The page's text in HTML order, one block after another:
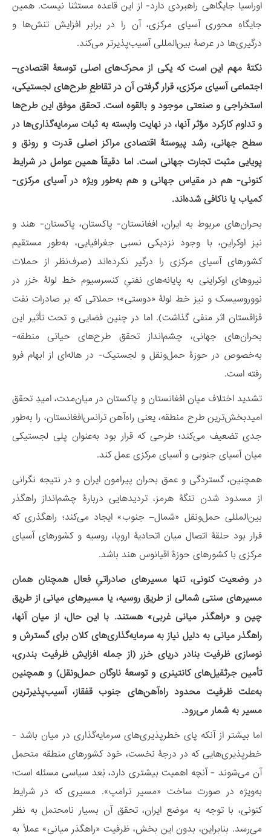
اوراسیا جایگاهی راهبردی دارد- از این قاعده مستثنا نیست. همین
جایگاهِ محوری آسیای مرکزی، آن را در برابر افزایش تنش‌ها و
درگیری‌ها در عرصۀ بین‌المللی آسیب‌پذیرتر می‌کند.
نکتۀ مهم این است که یکی از محرک‌های اصلی توسعۀ اقتصادی–
اجتماعی آسیای مرکزی، قرار گرفتن آن در تقاطعِ طرح‌های لجستیکی،
استخراجی و صنعتی موجود و بالقوه است. تحقق موفق این طرح‌ها
و تداوم کارکرد مؤثر آنها، در نهایت وابسته به ثبات سرمایه‌گذاری‌ها در
سطح جهانی، رشد پیوستۀ اقتصادی مراکز اصلی قدرت و رونق و
پویایی مثبت تجارت جهانی است. اما دقیقاً همین عوامل در شرایط
کنونی- هم در مقیاس جهانی و هم به‌طور ‌ویژه در آسیای مرکزی-
کمیاب یا ناکافی شده‌اند.
بحران‌های مربوط به ایران، افغانستان- پاکستان، پاکستان- هند و
نیز اوکراین، با وجود نزدیکی نسبی جغرافیایی، به‌طور مستقیم
کشورهای آسیای مرکزی را درگیر نکرده‌اند (صرف‌نظر از حملات
نیروهای اوکراینی به پایانه‌های نفتیِ کنسرسیوم خط لولۀ خزر در
نووروسیسک و نیز خط لولۀ «دوستی»؛ حملاتی که بر صادرات نفت
قزاقستان اثر منفی گذاشت). اما در چنین فضایی و تحت تأثیر این
بحران‌های جهانی، چشم‌انداز تحقق طرح‌های حیاتی منطقه-
به‌خصوص در حوزۀ حمل‌ونقل و لجستیک- در هاله‌ای از ابهام فرو
رفته است.
تشدید اختلاف میان افغانستان و پاکستان در میان‌مدت، امیدِ تحقق
امیدبخش‌ترین طرح منطقه، یعنی راه‌آهن ترانس‌افغانستان، را به‌طور
جدی تضعیف می‌کند؛ طرحی که قرار بود به‌عنوان پلی لجستیکی
میان آسیای جنوبی و آسیای مرکزی عمل کند.
همچنین، گستردگی و عمق بحران پیرامون ایران و در نتیجه نگرانی
از مسدود شدن تنگۀ هرمز، تردیدهایی دربارۀ چشم‌انداز راهگذر
بین‌المللی حمل‌ونقل «شمال– جنوب» ایجاد می‌کند؛ راهگذری که
قرار بود حلقۀ اتصال میان اتحادیۀ اروپا، روسیه و کشورهای آسیای
مرکزی با کشورهای حوزۀ اقیانوس هند باشد.
در وضعیت کنونی، تنها مسیرهای صادراتیِ فعال همچنان همان
مسیرهای سنتی شمالی از طریق روسیه، یا مسیرهای میانی از طریق
چین و «راهگذر میانی غربی» هستند. با این حال، از میان آنها،
راهگذر میانی به دلیل نیاز به سرمایه‌گذاری‌های کلان برای گسترش و
نوسازی ظرفیت بنادر دریای خزر (از جمله افزایش ظرفیت بندری،
تأمین جرثقیل‌های کانتینری و توسعۀ ناوگان حمل‌ونقل) و همچنین
به‌علت ظرفیت محدود راه‌آهن‌های جنوب قفقاز، آسیب‌پذیرترین
مسیر به شمار می‌رود.
اما بیشتر از آنکه پای خطرپذیری‌های سرمایه‌گذاری در میان باشد -
خطرپذیری‌هایی که در درجۀ نخست، خود کشورهای منطقه متحمل
آن می‌شوند - آنچه اهمیت بیشتری دارد، بُعد سیاسی مسئله است؛
به‌ویژه در صورت ساخت «مسیر ترامپ». مسیری که در شرایط
کنونی، با توجه به موضع ایران، تحقق آن بسیار نامحتمل به نظر
می‌رسد. بنابراین، بدون این بخش، ظرفیت «راهگذر میانی» عملاً به